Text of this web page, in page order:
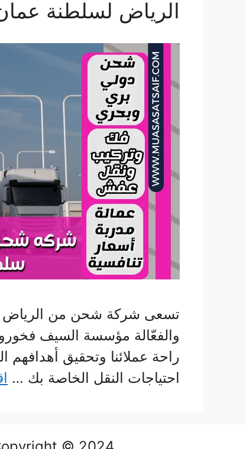
الرياض لسلطنة
تسعى شركة شحن من الرياض
والفعّالة مؤسسة السيف
راحة عملائنا وتحقيق أهدافهم
احتياجات النقل الخاصة بك …